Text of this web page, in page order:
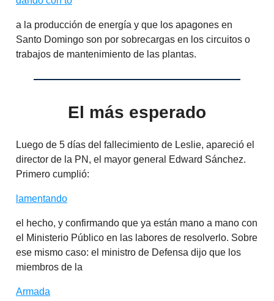
a la producción de energía y que los apagones en
Santo Domingo son por sobrecargas en los circuitos o
trabajos de mantenimiento de las plantas.
El más esperado
Luego de 5 días del fallecimiento de Leslie, apareció el
director de la PN, el mayor general Edward Sánchez.
Primero cumplió:
lamentando
el hecho, y confirmando que ya están mano a mano con
el Ministerio Público en las labores de resolverlo. Sobre
ese mismo caso: el ministro de Defensa dijo que los
miembros de la
Armada